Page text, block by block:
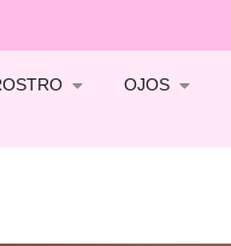
OJOS